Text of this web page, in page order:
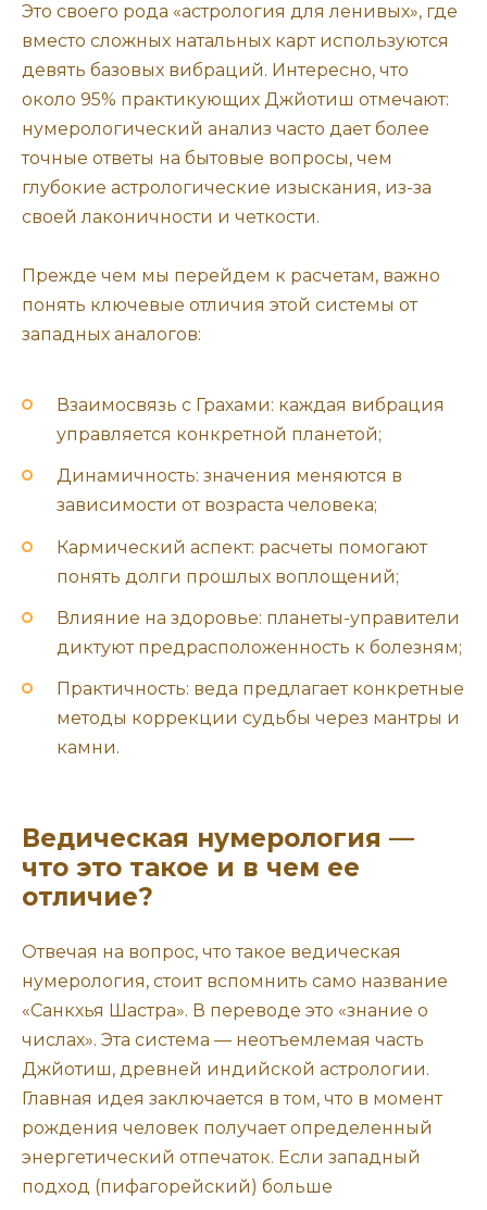
Это своего рода «астрология для ленивых», где
вместо сложных натальных карт используются
девять базовых вибраций. Интересно, что
около 95% практикующих Джйотиш отмечают:
нумерологический анализ часто дает более
точные ответы на бытовые вопросы, чем
глубокие астрологические изыскания, из-за
своей лаконичности и четкости.
Прежде чем мы перейдем к расчетам, важно
понять ключевые отличия этой системы от
западных аналогов:
Взаимосвязь с Грахами: каждая вибрация
управляется конкретной планетой;
Динамичность: значения меняются в
зависимости от возраста человека;
Кармический аспект: расчеты помогают
понять долги прошлых воплощений;
Влияние на здоровье: планеты-управители
диктуют предрасположенность к болезням;
Практичность: веда предлагает конкретные
методы коррекции судьбы через мантры и
камни.
Ведическая нумерология —
что это такое и в чем ее
отличие?
Отвечая на вопрос, что такое ведическая
нумерология, стоит вспомнить само название
«Санкхья Шастра». В переводе это «знание о
числах». Эта система — неотъемлемая часть
Джйотиш, древней индийской астрологии.
Главная идея заключается в том, что в момент
рождения человек получает определенный
энергетический отпечаток. Если западный
подход (пифагорейский) больше